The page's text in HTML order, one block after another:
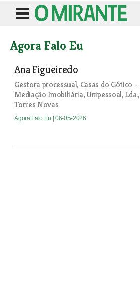
Agora Falo Eu
Ana Figueiredo
Gestora processual, Casas do Gótico -
Mediação Imobiliária, Unipessoal, Lda.,
Torres Novas
Agora Falo Eu | 06-05-2026